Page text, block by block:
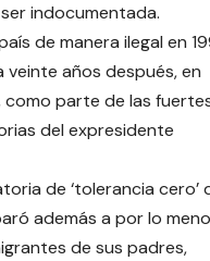
indocumentada.
de manera ilegal en
años después, en
como parte de las
del expresidente
de ‘tolerancia cero’
además a por lo
de sus padres,